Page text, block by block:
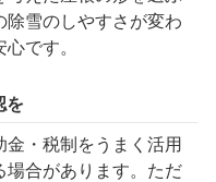
除雪のしやすさが変わ
です。
を
・税制をうまく活用
場合があります。ただ